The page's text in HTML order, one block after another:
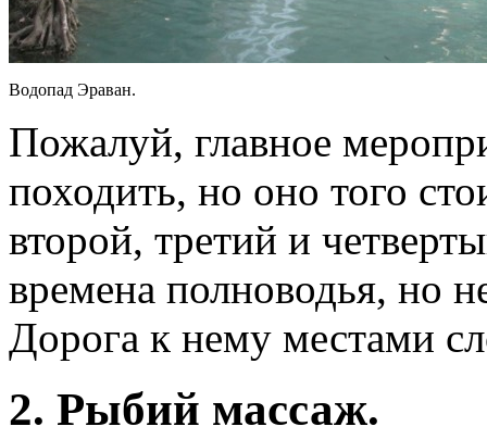
Водопад Эраван.
Пожалуй, главное
походить, но оно того
второй, третий и
времена полноводья, но
Дорога к нему местами
2. Рыбий массаж.